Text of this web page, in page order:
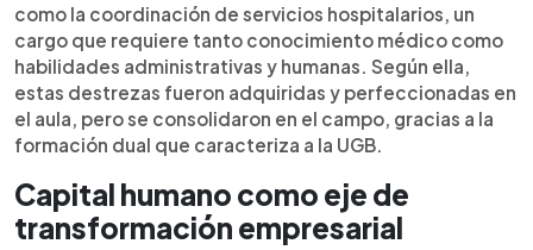
como la coordinación de servicios hospitalarios, un
cargo que requiere tanto conocimiento médico como
habilidades administrativas y humanas. Según ella,
estas destrezas fueron adquiridas y perfeccionadas en
el aula, pero se consolidaron en el campo, gracias a la
formación dual que caracteriza a la UGB.
Capital humano como eje de
transformación empresarial